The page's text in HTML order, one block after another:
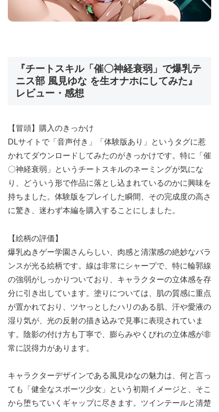
『チートスキル「催〇神経衰弱」で爆乳テ
ニス部 風見ゆな を生オナホにしてみた』
レビュー・感想
【冒頭】購入のきっかけ
DLサイトで「音声付き」「体験版あり」というタグに惹
かれてダウンロードしてみたのがきっかけです。特に「催
〇神経衰弱」というチートスキルのネーミングが気にな
り、どういう形で作品に落とし込まれているのかに興味を
持ちました。体験版をプレイした瞬間、その完成度の高さ
に驚き、迷わず本編を購入することにしました。
【絵柄の評価】
爆乳ぬきゲー学園さんらしい、肉感と清潔感の絶妙なバラ
ンスが光る絵柄です。線は非常にシャープで、特に輪郭線
の強弱がしっかりついており、キャラクターの立体感を存
分に引き出しています。塗りについては、肌の質感に重点
が置かれており、ツヤっとしたハリのある肌、汗や愛液の
湿り気が、光の反射の描き込みで見事に表現されていま
す。陰影の付け方も丁寧で、膨らみやくびれの立体感が非
常に説得力があります。
キャラクターデザインである風見ゆなの魅力は、何と言っ
ても「健全なスポーツ少女」という初期イメージと、そこ
から堕ちていくギャップに尽きます。ツインテールと清楚